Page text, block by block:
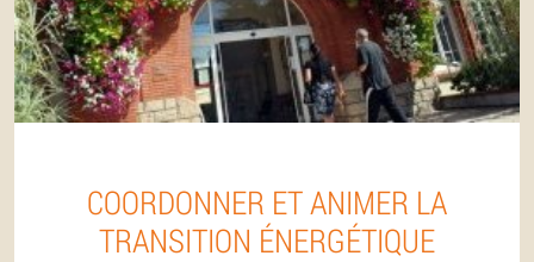
COORDONNER ET ANIMER LA
TRANSITION ÉNERGÉTIQUE